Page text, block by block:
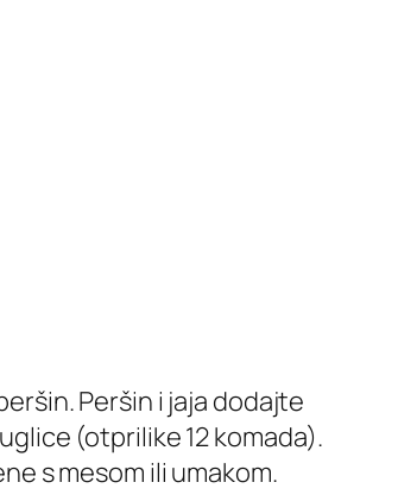
Peršin i jaja dodajte
(otprilike 12 komada).
s mesom ili umakom.